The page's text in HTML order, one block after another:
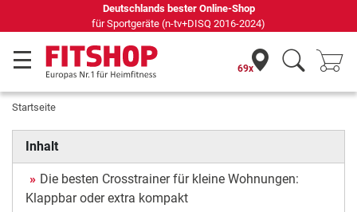
Seit 42 Jahren Ihr
69x
Startseite
Inhalt
Die besten Crosstrainer für kleine Wohnungen:
Klappbar oder extra kompakt